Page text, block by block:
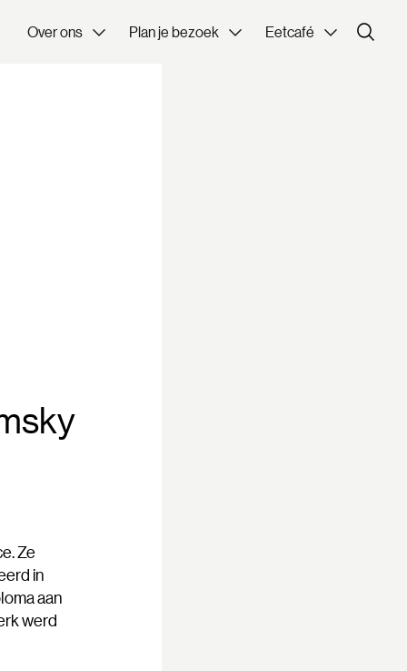
Over ons Plan je bezoek Eetcafé
Ze
in
aan
werd